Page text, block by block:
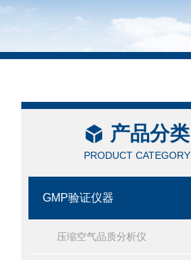
产品分类
PRODUCT CATEGORY
GMP验证仪器
压缩空气品质分析仪